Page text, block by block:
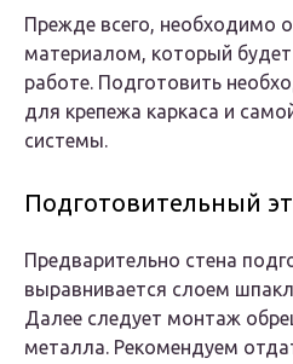
Прежде всего, необходимо
материалом, который будет
работе. Подготовить
для крепежа каркаса и
системы.
Подготовительный
Предварительно стена
выравнивается слоем
Далее следует монтаж
металла. Рекомендуем